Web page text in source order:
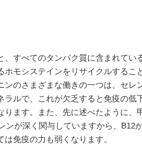
、すべてのタンパク質に含まれてい
ホモシステインをリサイクルするこ
のさまざまな働きの一つは、セレ
ラルで、これが欠乏すると免疫の低
ります。また、先に述べたように、
ンが深く関与していますから、B12
免疫の力も弱くなります。